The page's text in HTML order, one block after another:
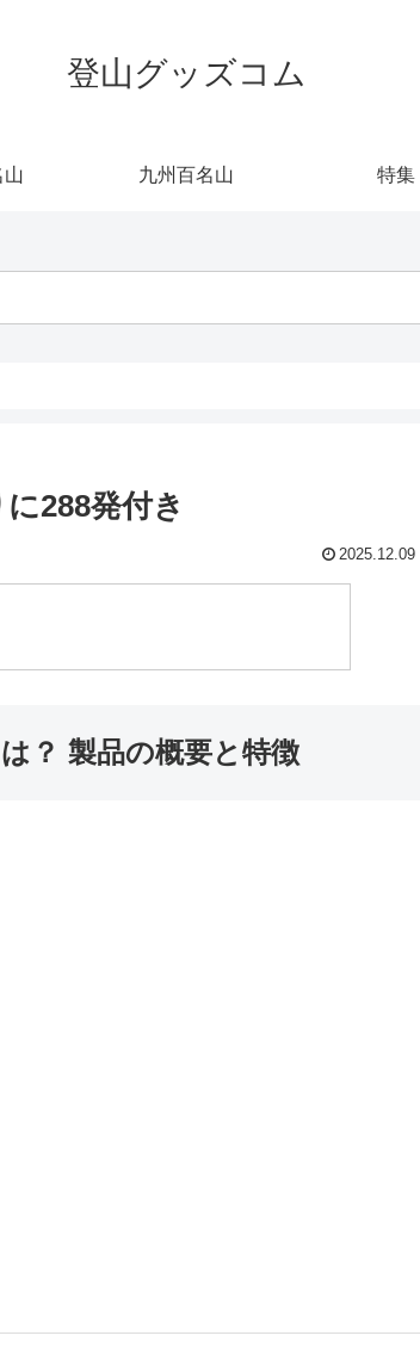
登山グッズコム
山 九州百名山 特集
288発付き
2025.12.09
？ 製品の概要と特徴